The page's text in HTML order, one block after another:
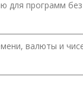
для программ без
валюты и